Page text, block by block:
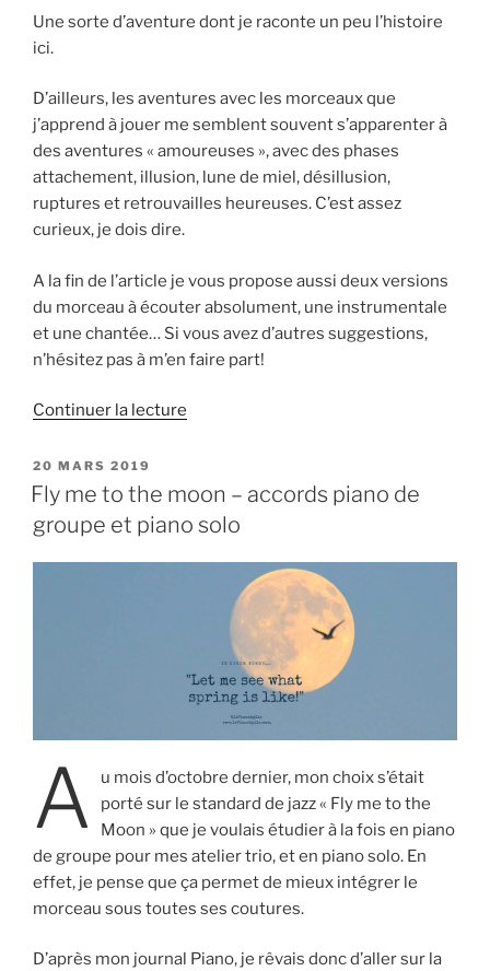
Une sorte d’aventure dont je raconte un peu l’histoire
ici.
D’ailleurs, les aventures avec les morceaux que
j’apprend à jouer me semblent souvent s’apparenter à
des aventures « amoureuses », avec des phases
attachement, illusion, lune de miel, désillusion,
ruptures et retrouvailles heureuses. C’est assez
curieux, je dois dire.
A la fin de l’article je vous propose aussi deux versions
du morceau à écouter absolument, une instrumentale
et une chantée… Si vous avez d’autres suggestions,
n’hésitez pas à m’en faire part!
Continuer la lecture
(Charlie
Parker)
Apprentissage
piano,
amours
et
désillusions »
PUBLIÉ
LE
20 MARS 2019
Fly me to the moon – accords piano de
groupe et piano solo
A
u mois d’octobre dernier, mon choix s’était
porté sur le standard de jazz « Fly me to the
Moon » que je voulais étudier à la fois en piano
de groupe pour mes atelier trio, et en piano solo. En
effet, je pense que ça permet de mieux intégrer le
morceau sous toutes ses coutures.
D’après mon journal Piano, je rêvais donc d’aller sur la